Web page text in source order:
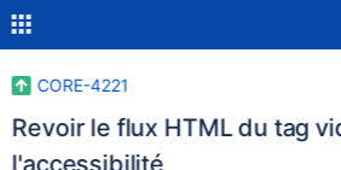
CORE-4221
Revoir le flux HTML du tag
l'accessibilité